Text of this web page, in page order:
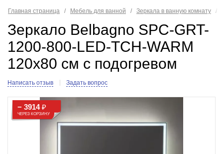
Главная страница Мебель для ванной Зеркала в ванную комнату
Зеркало Belbagno SPC-GRT-
1200-800-LED-TCH-WARM
120x80 см с подогревом
Написать отзыв Задать вопрос
− 3914₽
ЧЕРЕЗ КОРЗИНУ